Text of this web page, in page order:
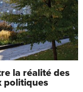
la réalité des
politiques